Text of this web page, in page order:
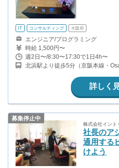
IT コンサルティング 大阪府
エンジニア/プログラミング
時給 1,500円〜
週2日〜/8:30〜17:30で1日4h〜
北浜駅より徒歩5分（京阪本線・
（OsakaMetro御堂筋・中央・四つ
詳しく
募集停止中
株式会社イント
社長のア
通用する
けよう